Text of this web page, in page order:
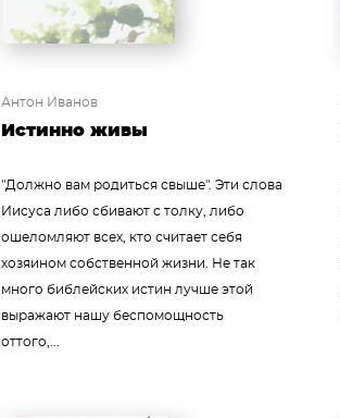
Антон Иванов
Истинно живы
"Должно вам родиться свыше". Эти слова
Иисуса либо сбивают с толку, либо
ошеломляют всех, кто считает себя
хозяином собственной жизни. Не так
много библейских истин лучше этой
выражают нашу беспомощность
оттого,...